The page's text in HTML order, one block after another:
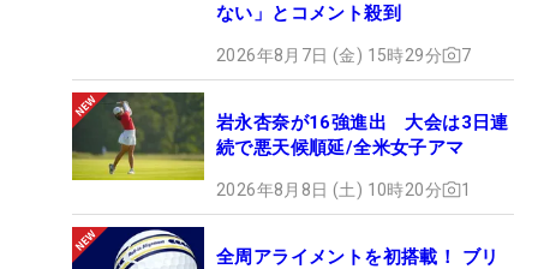
ない」とコメント殺到
2026年8月7日 (金) 15時29分 7
岩永杏奈が16強進出 大会は3日連
続で悪天候順延/全米女子アマ
2026年8月8日 (土) 10時20分 1
全周アライメントを初搭載！ ブリ